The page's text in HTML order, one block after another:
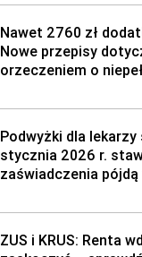
Nawet 2760 zł
Nowe przepisy
orzeczeniem o
Podwyżki dla lekarzy
stycznia 2026 r.
zaświadczenia
ZUS i KRUS: Renta